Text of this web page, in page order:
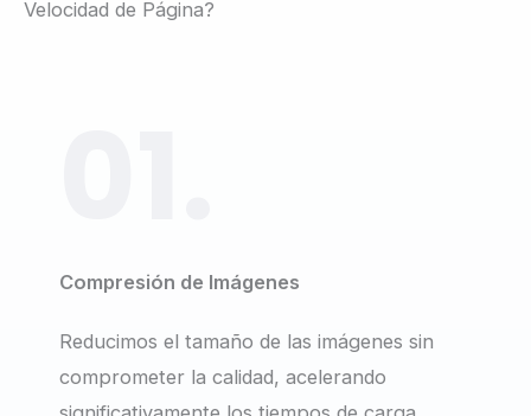
Velocidad de Página?
Compresión de Imágenes
Reducimos el tamaño de las imágenes sin
comprometer la calidad, acelerando